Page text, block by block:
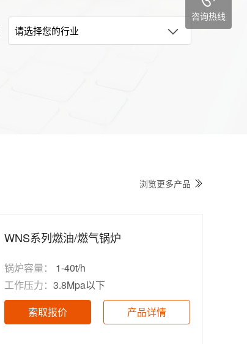
咨询热线
浏览更多产品
WNS系列燃油/燃气锅炉
锅炉容量：
1-40t/h
工作压力： 3.8Mpa以下
索取报价
产品详情